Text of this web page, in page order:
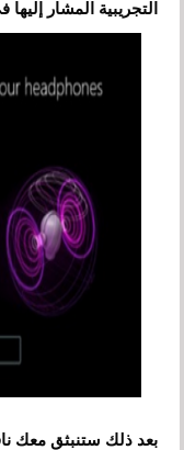
التجريبية المشار
بعد ذلك ستنبثق معك